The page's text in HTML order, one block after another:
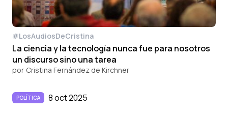
#LosAudiosDeCristina
La ciencia y la tecnología nunca fue para nosotros
un discurso sino una tarea
por Cristina Fernández de Kirchner
POLÍTICA 8 oct 2025